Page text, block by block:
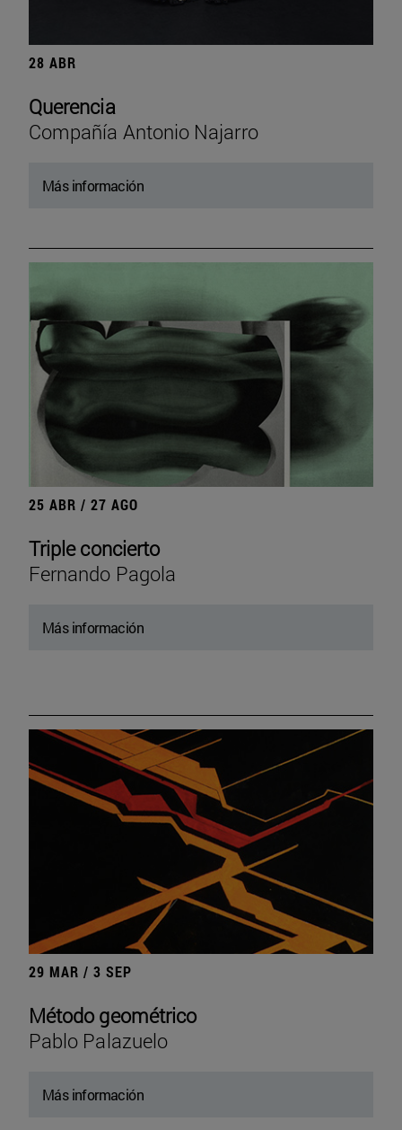
28 ABR
Querencia
Compañía Antonio Najarro
Más información
25 ABR / 27 AGO
Triple concierto
Fernando Pagola
Más información
29 MAR / 3 SEP
Método geométrico
Pablo Palazuelo
Más información